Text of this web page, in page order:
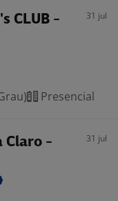
CLUB -
31 jul
Presencial
Claro -
31 jul